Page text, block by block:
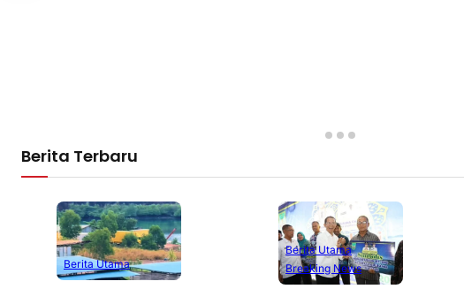
Berita Terbaru
Berita Utama
Berita Utama
Breaking News